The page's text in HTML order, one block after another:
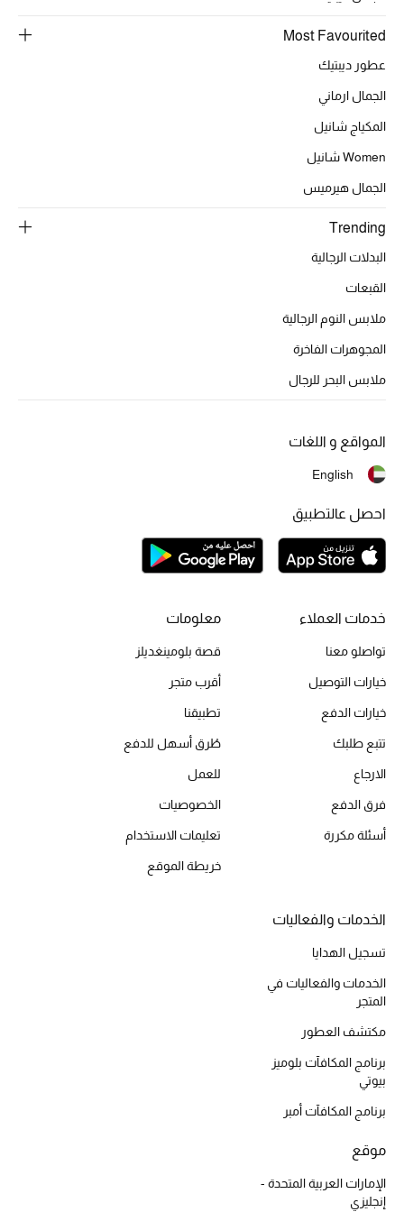
أحذية مختارة
تسوقوا الأحذية
جميع مستحضرات الجمال
الأكثر مبيعاً
العطور
المكياج
العناية بالبشرة
مستحضرات العناية
العناية بالشعر
الصحة والعافية
مجموعة الجمال
عطور الربيع
تسوقوا الآن
Most Favourited
عطور ديبتيك
الجمال ارماني
المكياج شانيل
Women شانيل
الجمال هيرميس
Trending
البدلات الرجالية
القبعات
ملابس النوم الرجالية
المجوهرات الفاخرة
ملابس البحر للرجال
خدمات العملاء
تواصلو معنا
خيارات التوصيل
خيارات الدفع
تتبع طلبك
الارجاع
فرق الدفع
أسئلة مكررة
معلومات
قصة بلومينغديلز
أقرب متجر
تطبيقنا
طُرق أسهل للدفع
للعمل
الخصوصيات
تعليمات الاستخدام
خريطة الموقع
الخدمات والفعاليات
تسجيل الهدايا
الخدمات والفعاليات في
المتجر
مكتشف العطور
برنامج المكافآت بلوميز
بيوتي
برنامج المكافآت أمبر
موقع
الإمارات العربية المتحدة -
إنجليزي
المواقع و اللغات
English
احصل عالتطبيق